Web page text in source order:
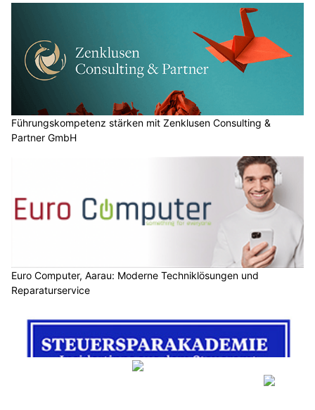
Führungskompetenz stärken mit Zenklusen Consulting &
Partner GmbH
Euro Computer, Aarau: Moderne Techniklösungen und
Reparaturservice